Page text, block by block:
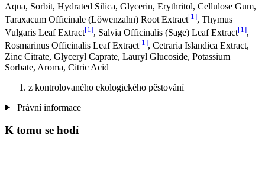
Aqua, Sorbit, Hydrated Silica, Glycerin, Erythritol, Cellulose Gum,
Taraxacum Officinale (Löwenzahn) Root Extract[1], Thymus
Vulgaris Leaf Extract[1], Salvia Officinalis (Sage) Leaf Extract[1],
Rosmarinus Officinalis Leaf Extract[1], Cetraria Islandica Extract,
Zinc Citrate, Glyceryl Caprate, Lauryl Glucoside, Potassium
Sorbate, Aroma, Citric Acid
z kontrolovaného ekologického pěstování
Právní informace
K tomu se hodí